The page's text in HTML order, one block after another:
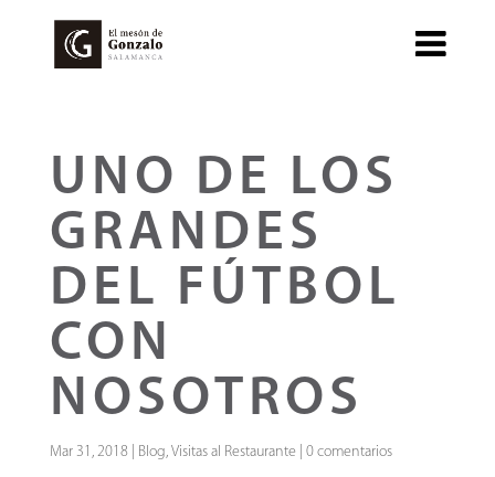
UNO DE LOS
GRANDES
DEL FÚTBOL
CON
NOSOTROS
Mar 31, 2018| Blog, Visitas al Restaurante 0 comentarios